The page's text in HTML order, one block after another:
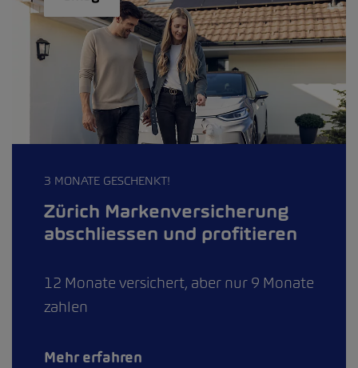
3 MONATE GESCHENKT!
Zürich Markenversicherung
abschliessen und profitieren
12 Monate versichert, aber nur 9 Monate
zahlen
Mehr erfahren